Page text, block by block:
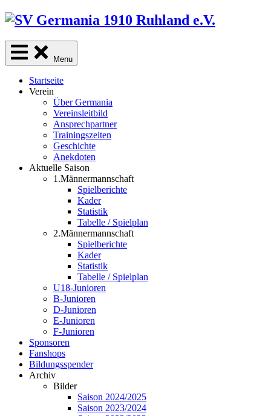
Skip
content
Menu
Startseite
Verein
Über Germania
Vereinsleitbild
Ansprechpartner
Trainingszeiten
Geschichte
Anekdoten
Aktuelle Saison
1.Männermannschaft
Spielberichte
Kader
Statistik
Tabelle / Spielplan
2.Männermannschaft
Spielberichte
Kader
Statistik
Tabelle / Spielplan
U18-Junioren
B-Junioren
D-Junioren
E-Junioren
F-Junioren
Sponsoren
Fanshops
Bildungsspender
Archiv
Bilder
Saison 2024/2025
Saison 2023/2024